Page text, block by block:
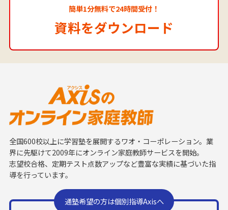
簡単1分無料で24時間受付！
資料をダウンロード
全国600校以上に学習塾を展開するワオ・コーポレーション。業
界に先駆けて2009年にオンライン家庭教師サービスを開始。
志望校合格、定期テスト点数アップなど豊富な実績に基づいた指
導を行っています。
通塾希望の方は個別指導Axisへ